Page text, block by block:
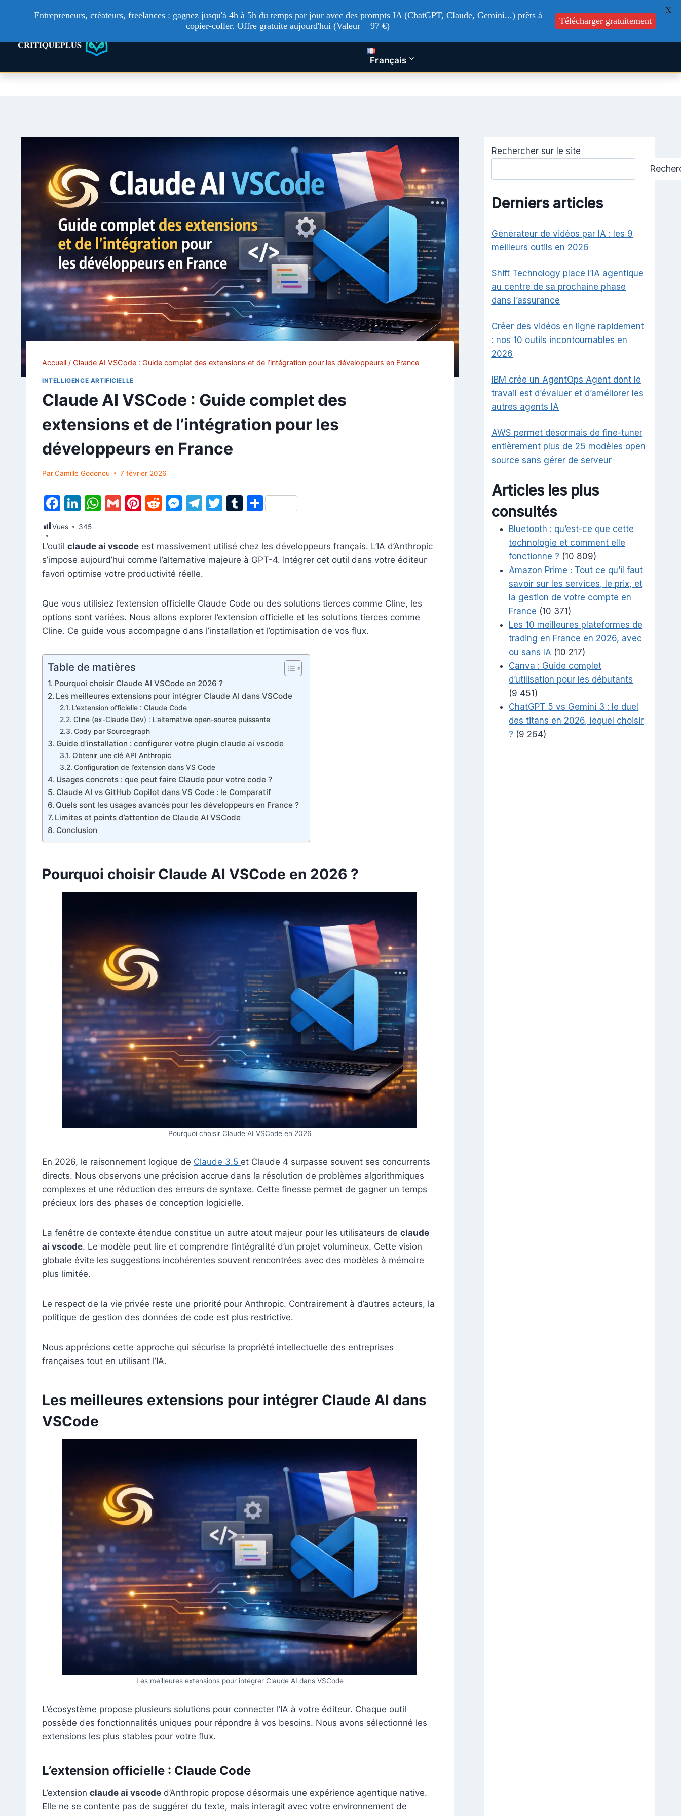
contenu
Technologie Actualités Tech Intelligence artificielle Blog Contactez-nous
Français
Accueil / Claude AI VSCode : Guide complet des extensions et de l’intégration pour les développeurs en France
INTELLIGENCE ARTIFICIELLE
Claude AI VSCode : Guide complet des
extensions et de l’intégration pour les
développeurs en France
ParCamille Godonou 7 février 2026
F
c
e
b
o
k
Li
n
k
e
dI
W
s
A
p
G
l
Pi
e
st
R
di
t
M
s
e
n
g
er
T
gr
a
T
er
T
bl
r
P
g
er
Vues 345
L’outil claude ai vscode est massivement utilisé chez les développeurs français. L’IA d’Anthropic
s’impose aujourd’hui comme l’alternative majeure à GPT-4. Intégrer cet outil dans votre éditeur
favori optimise votre productivité réelle.
Que vous utilisiez l’extension officielle Claude Code ou des solutions tierces comme Cline, les
options sont variées. Nous allons explorer l’extension officielle et les solutions tierces comme
Cline. Ce guide vous accompagne dans l’installation et l’optimisation de vos flux.
Table de matières
Pourquoi choisir Claude AI VSCode en 2026 ?
Les meilleures extensions pour intégrer Claude AI dans VSCode
L’extension officielle : Claude Code
Cline (ex-Claude Dev) : L’alternative open-source puissante
Cody par Sourcegraph
Guide d’installation : configurer votre plugin claude ai vscode
Obtenir une clé API Anthropic
Configuration de l’extension dans VS Code
Usages concrets : que peut faire Claude pour votre code ?
Claude AI vs GitHub Copilot dans VS Code : le Comparatif
Quels sont les usages avancés pour les développeurs en France ?
Limites et points d’attention de Claude AI VSCode
Conclusion
Pourquoi choisir Claude AI VSCode en 2026 ?
Pourquoi choisir Claude AI VSCode en 2026
En 2026, le raisonnement logique de Claude 3.5 et Claude 4 surpasse souvent ses concurrents
directs. Nous observons une précision accrue dans la résolution de problèmes algorithmiques
complexes et une réduction des erreurs de syntaxe. Cette finesse permet de gagner un temps
précieux lors des phases de conception logicielle.
La fenêtre de contexte étendue constitue un autre atout majeur pour les utilisateurs de claude
ai vscode. Le modèle peut lire et comprendre l’intégralité d’un projet volumineux. Cette vision
globale évite les suggestions incohérentes souvent rencontrées avec des modèles à mémoire
plus limitée.
Le respect de la vie privée reste une priorité pour Anthropic. Contrairement à d’autres acteurs, la
politique de gestion des données de code est plus restrictive.
Nous apprécions cette approche qui sécurise la propriété intellectuelle des entreprises
françaises tout en utilisant l’IA.
Les meilleures extensions pour intégrer Claude AI dans
VSCode
Les meilleures extensions pour intégrer Claude AI dans VSCode
L’écosystème propose plusieurs solutions pour connecter l’IA à votre éditeur. Chaque outil
possède des fonctionnalités uniques pour répondre à vos besoins. Nous avons sélectionné les
extensions les plus stables pour votre flux.
L’extension officielle : Claude Code
L’extension claude ai vscode d’Anthropic propose désormais une expérience agentique native.
Elle ne se contente pas de suggérer du texte, mais interagit avec votre environnement de
Rechercher sur le site
Derniers articles
Générateur de vidéos par IA : les 9
meilleurs outils en 2026
Shift Technology place l’IA agentique
au centre de sa prochaine phase
dans l’assurance
Créer des vidéos en ligne rapidement
: nos 10 outils incontournables en
2026
IBM crée un AgentOps Agent dont le
travail est d’évaluer et d’améliorer les
autres agents IA
AWS permet désormais de fine-tuner
entièrement plus de 25 modèles open
source sans gérer de serveur
Articles les plus
consultés
Bluetooth : qu’est-ce que cette
technologie et comment elle
fonctionne ? (10 809)
Amazon Prime : Tout ce qu’il faut
savoir sur les services, le prix, et
la gestion de votre compte en
France (10 371)
Les 10 meilleures plateformes de
trading en France en 2026, avec
ou sans IA (10 217)
Canva : Guide complet
d’utilisation pour les débutants
(9 451)
ChatGPT 5 vs Gemini 3 : le duel
des titans en 2026, lequel choisir
? (9 264)
Entrepreneurs, créateurs, freelances : gagnez jusqu'à 4h à 5h du temps par jour avec des prompts IA (ChatGPT, Claude, Gemini...) prêts à
copier-coller. Offre gratuite aujourd'hui (Valeur = 97 €)
Télécharger gratuitement
X